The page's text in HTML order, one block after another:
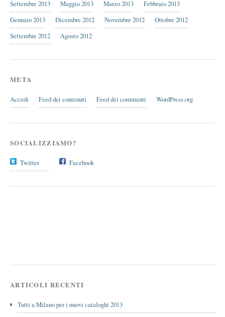
Settembre 2013 Maggio 2013 Marzo 2013
Febbraio 2013
Gennaio 2013
Dicembre 2012 Novembre 2012
Ottobre 2012
Settembre 2012
Agosto 2012
META
Accedi Feed dei contenuti Feed dei commenti WordPress.org
SOCIALIZZIAMO?
Twitter Facebook
ARTICOLI RECENTI
Tutti a Milano per i nuovi cataloghi 2013